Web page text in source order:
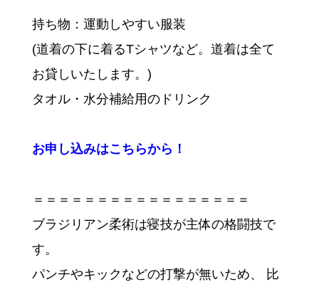
持ち物：運動しやすい服装
(道着の下に着るTシャツなど。道着は全て
お貸しいたします。)
タオル・水分補給用のドリンク
お申し込みはこちらから！
＝＝＝＝＝＝＝＝＝＝＝＝＝＝＝＝＝
ブラジリアン柔術は寝技が主体の格闘技で
す。
パンチやキックなどの打撃が無いため、 比